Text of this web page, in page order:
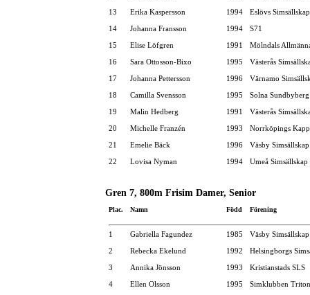
13
Erika Kaspersson 1994
Eslövs Simsällskap
14
Johanna Fransson 1994
S71
15
Elise Löfgren 1991
Mölndals
16
Sara Ottosson-Bixo 1995
Västerås
17
Johanna Pettersson 1996
Värnamo
18
Camilla Svensson 1995
Solna
19
Malin Hedberg 1991
Västerås
20
Michelle Franzén 1993
Norrköpings
21
Emelie Bäck 1996
Väsby Simsällskap
22
Lovisa Nyman 1994 Umeå Simsällskap
Gren 7, 800m Frisim Damer, Senior
Plac. Namn Född Förening
1 Gabriella Fagundez 1985
Väsby Simsällskap
2
Rebecka Ekelund 1992
Helsingborgs
3
Annika Jönsson 1993
Kristianstads SLS
4
Ellen Olsson 1995
Simklubben Triton